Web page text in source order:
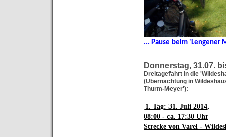
... Pause beim 'Lengener
Donnerstag, 31.07.
Dreitagefahrt in die
(Übernachtung in
Thurm-Meyer'):
1. Tag: 31. Juli 2014,
08:00 - ca. 17:30 Uhr
Strecke von Varel -